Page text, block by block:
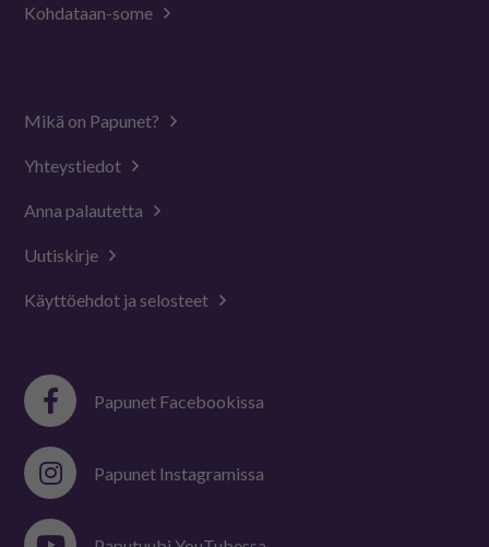
Kohdataan-some
Mikä on Papunet?
Yhteystiedot
Anna palautetta
Uutiskirje
Käyttöehdot ja selosteet
Papunet Facebookissa
Papunet Instagramissa